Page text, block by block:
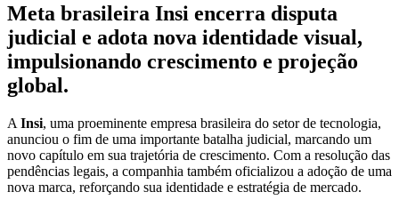
Meta brasileira Insi encerra disputa
judicial e adota nova identidade visual,
impulsionando crescimento e projeção
global.
A Insi, uma proeminente empresa brasileira do setor de tecnologia,
anunciou o fim de uma importante batalha judicial, marcando um
novo capítulo em sua trajetória de crescimento. Com a resolução das
pendências legais, a companhia também oficializou a adoção de uma
nova marca, reforçando sua identidade e estratégia de mercado.